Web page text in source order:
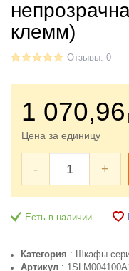
клемм)
Отзывы: 0
1 070,96
Цена за единицу
- +
Есть в наличии
Категория : Шкафы
Артикул: